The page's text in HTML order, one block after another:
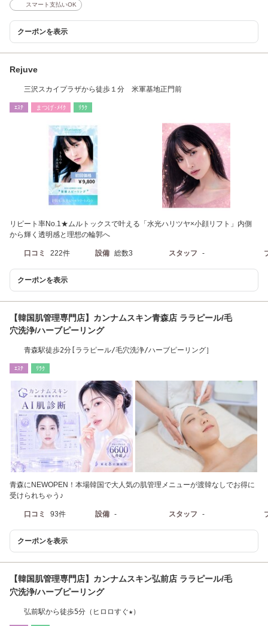
スマート支払いOK
クーポンを表示
Rejuve
三沢スカイプラザから徒歩１分 米軍基地正門前
ｴｽﾃ まつげ･ﾒｲｸ ﾘﾗｸ
リピート率No.1★ムルトックスで叶える「水光ハリツヤ×小顔リフト」内側
から輝く透明感と理想の輪郭へ
口コミ 222件 設備 総数3 スタッフ -
クーポンを表示
【韓国肌管理専門店】カンナムスキン青森店 ララピール/毛
穴洗浄/ハーブピーリング
青森駅徒歩2分[ララピール/毛穴洗浄/ハーブピーリング］
ｴｽﾃ ﾘﾗｸ
青森にNEWOPEN！本場韓国で大人気の肌管理メニューが渡韓なしでお得に
受けられちゃう♪
口コミ 93件 設備 - スタッフ -
クーポンを表示
【韓国肌管理専門店】カンナムスキン弘前店 ララピール/毛
穴洗浄/ハーブピーリング
弘前駅から徒歩5分（ヒロロすぐ★）